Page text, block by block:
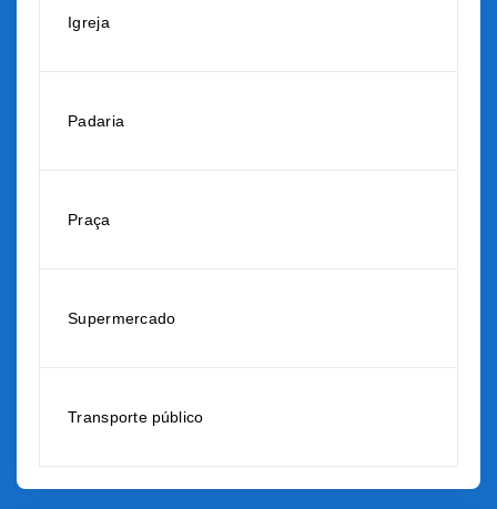
Igreja
Padaria
Praça
Supermercado
Transporte público